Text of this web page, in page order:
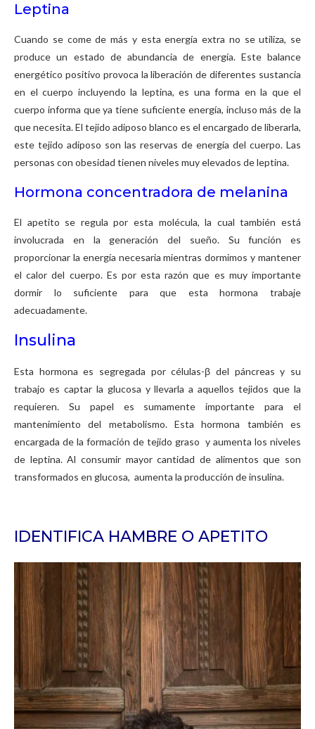
Leptina
Cuando se come de más y esta energía extra no se utiliza, se
produce un estado de abundancia de energía. Este balance
energético positivo provoca la liberación de diferentes sustancia
en el cuerpo incluyendo la leptina, es una forma en la que el
cuerpo informa que ya tiene suficiente energía, incluso más de la
que necesita. El tejido adiposo blanco es el encargado de liberarla,
este tejido adiposo son las reservas de energía del cuerpo. Las
personas con obesidad tienen niveles muy elevados de leptina.
Hormona concentradora de melanina
El apetito se regula por esta molécula, la cual también está
involucrada en la generación del sueño. Su función es
proporcionar la energía necesaria mientras dormimos y mantener
el calor del cuerpo. Es por esta razón que es muy importante
dormir lo suficiente para que esta hormona trabaje
adecuadamente.
Insulina
Esta hormona es segregada por células-β del páncreas y su
trabajo es captar la glucosa y llevarla a aquellos tejidos que la
requieren. Su papel es sumamente importante para el
mantenimiento del metabolismo. Esta hormona también es
encargada de la formación de tejido graso y aumenta los niveles
de leptina. Al consumir mayor cantidad de alimentos que son
transformados en glucosa, aumenta la producción de insulina.
IDENTIFICA HAMBRE O APETITO